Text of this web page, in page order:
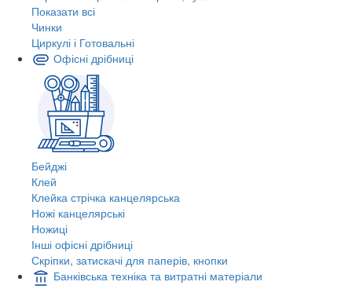
Показати всі
Чинки
Циркулі і Готовальні
Офісні дрібниці
Бейджі
Клей
Клейка стрічка канцелярська
Ножі канцелярські
Ножиці
Інші офісні дрібниці
Скріпки, затискачі для паперів, кнопки
Банківська техніка та витратні матеріали